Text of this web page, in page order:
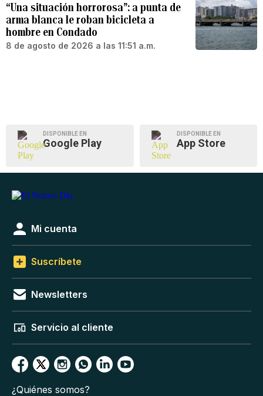
“Una situación horrorosa”: a punta de
arma blanca le roban bicicleta a
hombre en Condado
8 de agosto de 2026 a las 11:51 a.m.
DISPONIBLE EN
Google Play
DISPONIBLE EN
App Store
Mi cuenta
Suscríbete
Newsletters
Servicio al cliente
¿Quiénes somos?